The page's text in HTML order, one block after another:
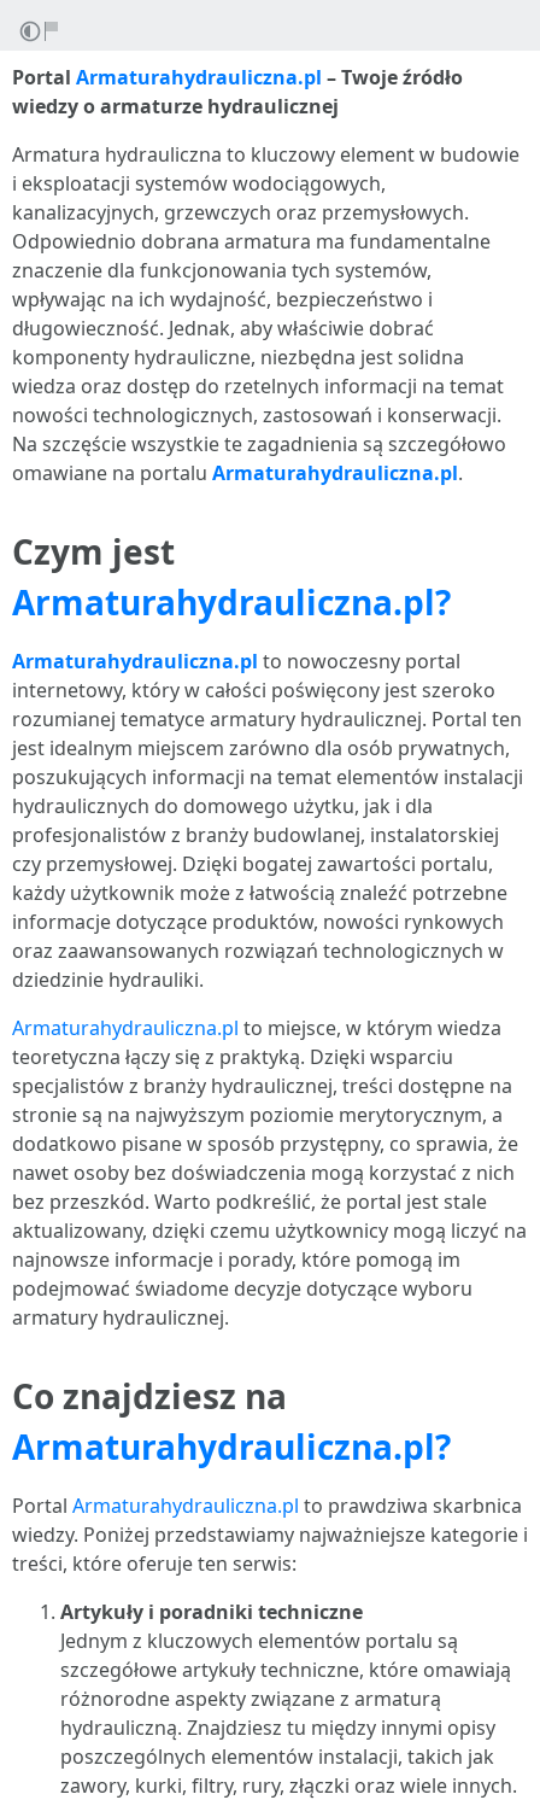
Portal Armaturahydrauliczna.pl – Twoje źródło
wiedzy o armaturze hydraulicznej
Armatura hydrauliczna to kluczowy element w budowie
i eksploatacji systemów wodociągowych,
kanalizacyjnych, grzewczych oraz przemysłowych.
Odpowiednio dobrana armatura ma fundamentalne
znaczenie dla funkcjonowania tych systemów,
wpływając na ich wydajność, bezpieczeństwo i
długowieczność. Jednak, aby właściwie dobrać
komponenty hydrauliczne, niezbędna jest solidna
wiedza oraz dostęp do rzetelnych informacji na temat
nowości technologicznych, zastosowań i konserwacji.
Na szczęście wszystkie te zagadnienia są szczegółowo
omawiane na portalu Armaturahydrauliczna.pl.
Czym jest
Armaturahydrauliczna.pl?
Armaturahydrauliczna.pl to nowoczesny portal
internetowy, który w całości poświęcony jest szeroko
rozumianej tematyce armatury hydraulicznej. Portal ten
jest idealnym miejscem zarówno dla osób prywatnych,
poszukujących informacji na temat elementów instalacji
hydraulicznych do domowego użytku, jak i dla
profesjonalistów z branży budowlanej, instalatorskiej
czy przemysłowej. Dzięki bogatej zawartości portalu,
każdy użytkownik może z łatwością znaleźć potrzebne
informacje dotyczące produktów, nowości rynkowych
oraz zaawansowanych rozwiązań technologicznych w
dziedzinie hydrauliki.
Armaturahydrauliczna.pl to miejsce, w którym wiedza
teoretyczna łączy się z praktyką. Dzięki wsparciu
specjalistów z branży hydraulicznej, treści dostępne na
stronie są na najwyższym poziomie merytorycznym, a
dodatkowo pisane w sposób przystępny, co sprawia, że
nawet osoby bez doświadczenia mogą korzystać z nich
bez przeszkód. Warto podkreślić, że portal jest stale
aktualizowany, dzięki czemu użytkownicy mogą liczyć na
najnowsze informacje i porady, które pomogą im
podejmować świadome decyzje dotyczące wyboru
armatury hydraulicznej.
Co znajdziesz na
Armaturahydrauliczna.pl?
Portal Armaturahydrauliczna.pl to prawdziwa skarbnica
wiedzy. Poniżej przedstawiamy najważniejsze kategorie i
treści, które oferuje ten serwis:
Artykuły i poradniki techniczne
Jednym z kluczowych elementów portalu są
szczegółowe artykuły techniczne, które omawiają
różnorodne aspekty związane z armaturą
hydrauliczną. Znajdziesz tu między innymi opisy
poszczególnych elementów instalacji, takich jak
zawory, kurki, filtry, rury, złączki oraz wiele innych.